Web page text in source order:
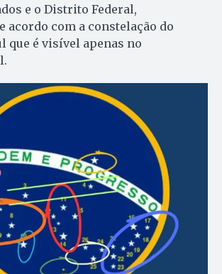
e o Distrito Federal,
acordo com a constelação do
que é visível apenas no